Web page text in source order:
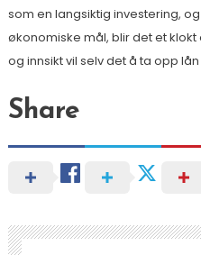
som en langsiktig investering,
økonomiske mål, blir det et
og innsikt vil selv det å ta opp
Share